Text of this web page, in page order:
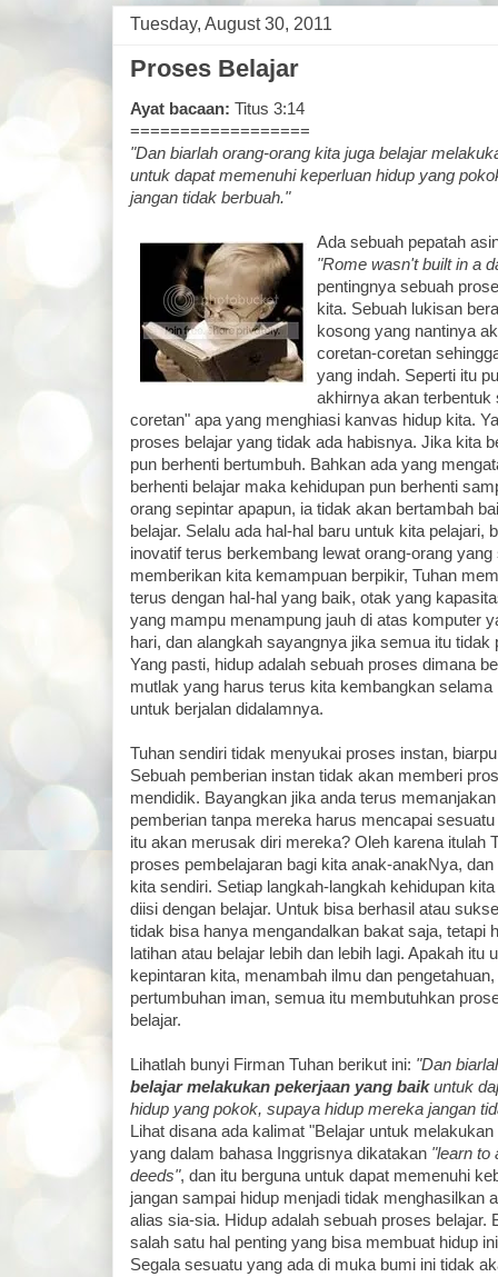
Tuesday, August 30, 2011
Proses Belajar
Ayat bacaan: Titus 3:14
==================
"Dan biarlah orang-orang kita juga belajar
untuk dapat memenuhi keperluan hidup yang
jangan tidak berbuah."
Ada sebuah pepatah
"Rome wasn't built in a
pentingnya sebuah
kita. Sebuah lukisan
kosong yang nantinya
coretan-coretan
yang indah. Seperti itu
akhirnya akan terbentuk
coretan" apa yang menghiasi kanvas hidup kita.
proses belajar yang tidak ada habisnya. Jika kita
pun berhenti bertumbuh. Bahkan ada yang
berhenti belajar maka kehidupan pun berhenti
orang sepintar apapun, ia tidak akan bertambah
belajar. Selalu ada hal-hal baru untuk kita pelajari,
inovatif terus berkembang lewat orang-orang yang
memberikan kita kemampuan berpikir, Tuhan
terus dengan hal-hal yang baik, otak yang
yang mampu menampung jauh di atas komputer
hari, dan alangkah sayangnya jika semua itu tidak
Yang pasti, hidup adalah sebuah proses dimana
mutlak yang harus terus kita kembangkan
untuk berjalan didalamnya.
Tuhan sendiri tidak menyukai proses instan,
Sebuah pemberian instan tidak akan memberi
mendidik. Bayangkan jika anda terus
pemberian tanpa mereka harus mencapai
itu akan merusak diri mereka? Oleh karena itulah
proses pembelajaran bagi kita anak-anakNya,
kita sendiri. Setiap langkah-langkah kehidupan
diisi dengan belajar. Untuk bisa berhasil atau
tidak bisa hanya mengandalkan bakat saja, tetapi
latihan atau belajar lebih dan lebih lagi. Apakah itu
kepintaran kita, menambah ilmu dan
pertumbuhan iman, semua itu membutuhkan
belajar.
Lihatlah bunyi Firman Tuhan berikut ini: "Dan
belajar melakukan pekerjaan yang baikuntuk
hidup yang pokok, supaya hidup mereka jangan
Lihat disana ada kalimat "Belajar untuk
yang dalam bahasa Inggrisnya dikatakan "learn to
deeds", dan itu berguna untuk dapat memenuhi
jangan sampai hidup menjadi tidak menghasilkan
alias sia-sia. Hidup adalah sebuah proses belajar.
salah satu hal penting yang bisa membuat hidup
Segala sesuatu yang ada di muka bumi ini tidak